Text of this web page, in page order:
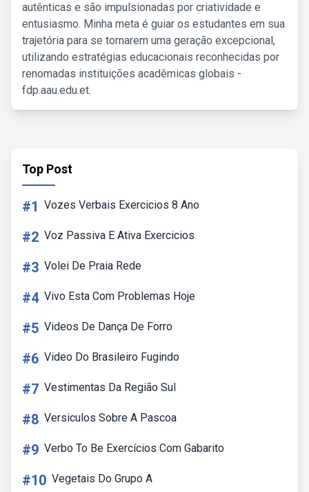
autênticas e são impulsionadas por criatividade e
entusiasmo. Minha meta é guiar os estudantes em sua
trajetória para se tornarem uma geração excepcional,
utilizando estratégias educacionais reconhecidas por
renomadas instituições acadêmicas globais -
fdp.aau.edu.et.
Top Post
#1 Vozes Verbais Exercicios 8 Ano
#2 Voz Passiva E Ativa Exercicios
#3 Volei De Praia Rede
#4 Vivo Esta Com Problemas Hoje
#5 Videos De Dança De Forro
#6 Video Do Brasileiro Fugindo
#7 Vestimentas Da Região Sul
#8 Versiculos Sobre A Pascoa
#9 Verbo To Be Exercícios Com Gabarito
#10 Vegetais Do Grupo A